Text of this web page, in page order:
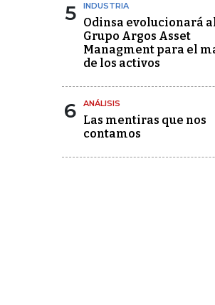
5 INDUSTRIA
Odinsa evolucionará
Grupo Argos Asset
Managment para el
de los activos
6 ANÁLISIS
Las mentiras que nos
contamos